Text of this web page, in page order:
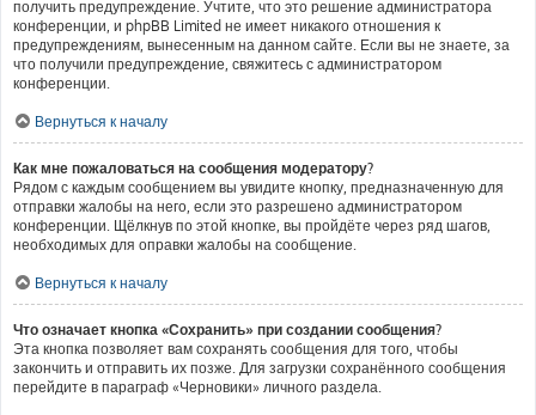
получить предупреждение. Учтите, что это решение администратора
конференции, и phpBB Limited не имеет никакого отношения к
предупреждениям, вынесенным на данном сайте. Если вы не знаете, за
что получили предупреждение, свяжитесь с администратором
конференции.
Вернуться к началу
Как мне пожаловаться на сообщения модератору?
Рядом с каждым сообщением вы увидите кнопку, предназначенную для
отправки жалобы на него, если это разрешено администратором
конференции. Щёлкнув по этой кнопке, вы пройдёте через ряд шагов,
необходимых для оправки жалобы на сообщение.
Вернуться к началу
Что означает кнопка «Сохранить» при создании сообщения?
Эта кнопка позволяет вам сохранять сообщения для того, чтобы
закончить и отправить их позже. Для загрузки сохранённого сообщения
перейдите в параграф «Черновики» личного раздела.